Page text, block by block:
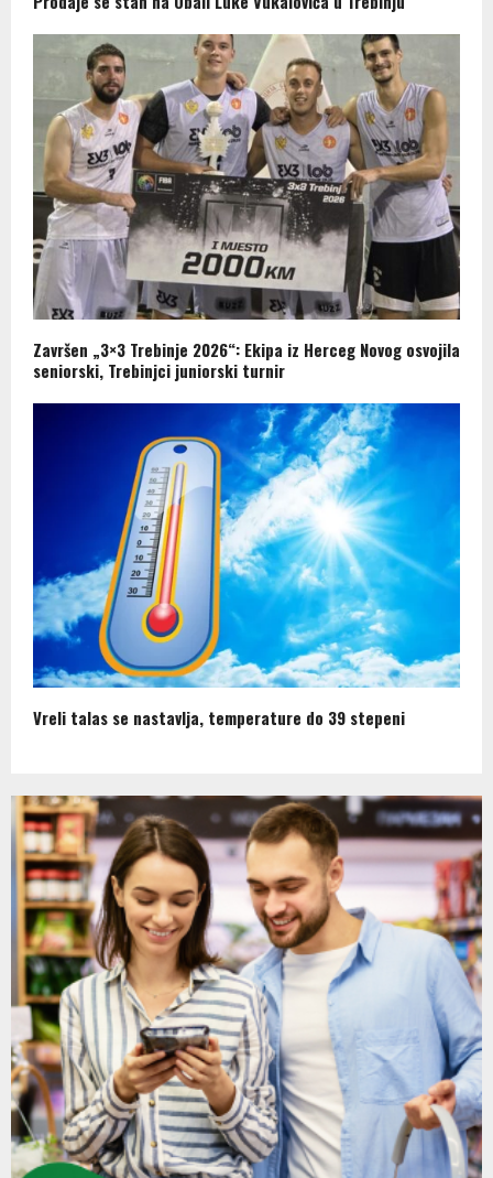
Završen „3×3 Trebinje 2026“: Ekipa iz Herceg Novog osvojila
seniorski, Trebinjci juniorski turnir
Vreli talas se nastavlja, temperature do 39 stepeni